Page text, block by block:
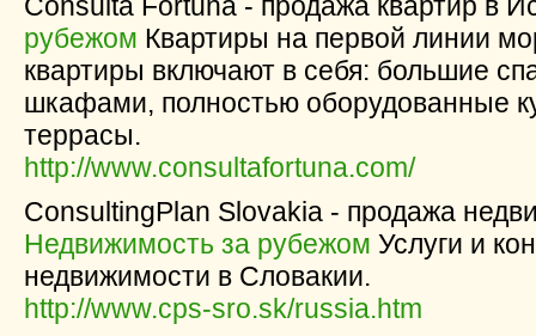
рубежом Квартиры на первой линии
квартиры включают в себя: большие
шкафами, полностью оборудованные
террасы.
http://www.consultafortuna.com/
ConsultingPlan Slovakia - продажа
Недвижимость за рубежом Услуги и
недвижимости в Cлoвакии.
http://www.cps-sro.sk/russia.htm